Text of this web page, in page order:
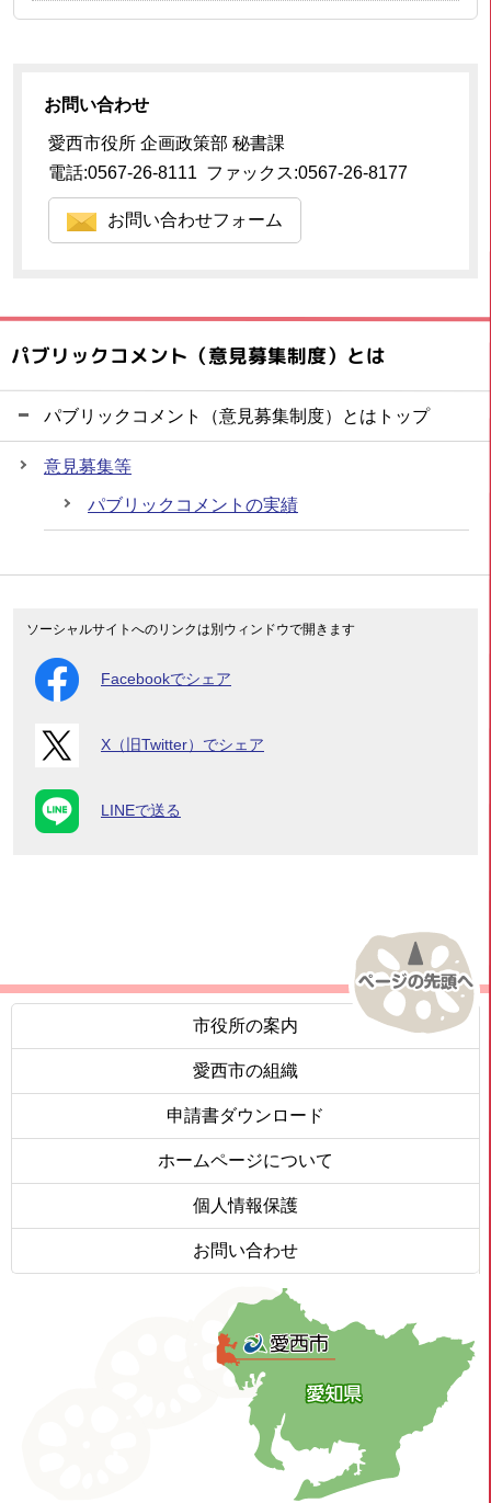
お問い合わせ
愛西市役所 企画政策部 秘書課
電話:0567-26-8111 ファックス:0567-26-8177
お問い合わせフォーム
パブリックコメント（意見募集制度）とは
パブリックコメント（意見募集制度）とはトップ
意見募集等
パブリックコメントの実績
ソーシャルサイトへのリンクは別ウィンドウで開きます
Facebookでシェア
X（旧Twitter）でシェア
LINEで送る
市役所の案内
愛西市の組織
申請書ダウンロード
ホームページについて
個人情報保護
お問い合わせ